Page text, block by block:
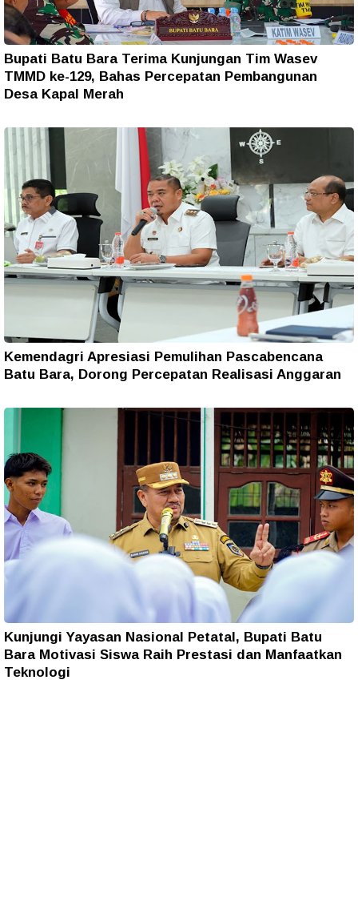
Bupati Batu Bara Terima Kunjungan Tim Wasev
TMMD ke-129, Bahas Percepatan Pembangunan
Desa Kapal Merah
Kemendagri Apresiasi Pemulihan Pascabencana
Batu Bara, Dorong Percepatan Realisasi Anggaran
Kunjungi Yayasan Nasional Petatal, Bupati Batu
Bara Motivasi Siswa Raih Prestasi dan Manfaatkan
Teknologi